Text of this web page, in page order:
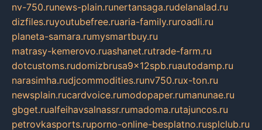
nv-750.runews-plain.runertansaga.rudelanalad.ru
dizfiles.ruyoutubefree.ruaria-family.ruroadli.ru
planeta-samara.rumysmartbuy.ru
matrasy-kemerovo.ruashanet.rutrade-farm.ru
dotcustoms.rudomizbrusa9x12spb.ruautodamp.ru
narasimha.rudjcommodities.runv750.rux-ton.ru
newsplain.rucardvoice.rumodopaper.rumanunae.ru
gbget.rualfeihavsalnassr.rumadoma.rutajuncos.ru
petrovkasports.ruporno-online-besplatno.rusplclub.ru